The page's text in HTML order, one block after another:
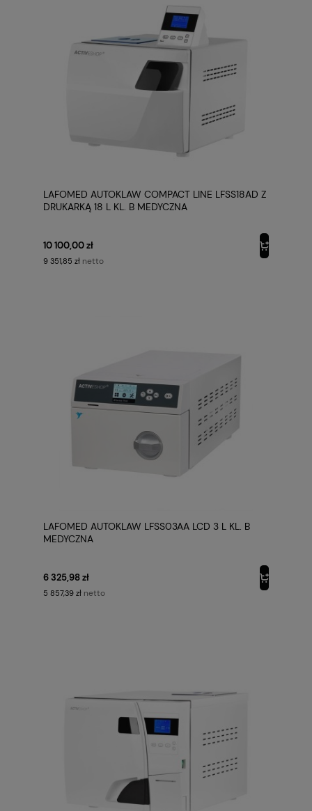
LAFOMED AUTOKLAW COMPACT LINE LFSS18AD Z
DRUKARKĄ 18 L KL. B MEDYCZNA
10 100,00 zł
9 351,85 zł netto
LAFOMED AUTOKLAW LFSS03AA LCD 3 L KL. B
MEDYCZNA
6 325,98 zł
5 857,39 zł netto